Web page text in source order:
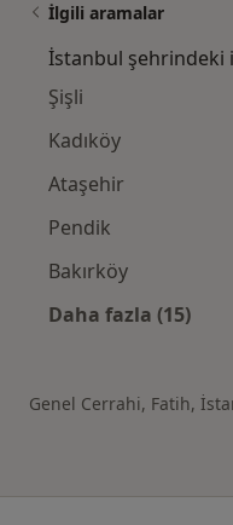
İlgili aramalar
İstanbul şehrindeki
Şişli
Kadıköy
Ataşehir
Pendik
Bakırköy
Daha fazla (15)
Genel Cerrahi, Fatih,